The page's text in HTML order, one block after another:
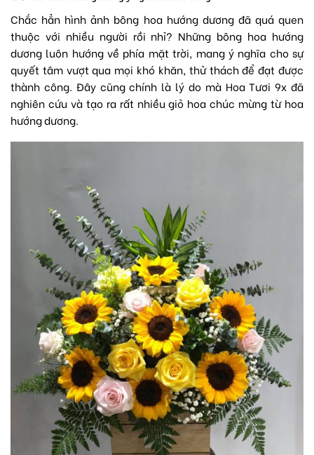
Chắc hẳn hình ảnh bông hoa hướng dương đã quá quen
thuộc với nhiều người rồi nhỉ? Những bông hoa hướng
dương luôn hướng về phía mặt trời, mang ý nghĩa cho sự
quyết tâm vượt qua mọi khó khăn, thử thách để đạt được
thành công. Đây cũng chính là lý do mà Hoa Tươi 9x đã
nghiên cứu và tạo ra rất nhiều giỏ hoa chúc mừng từ hoa
hướng dương.